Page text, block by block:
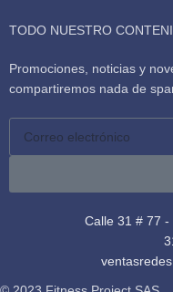
TODO NUESTRO
Promociones, noticias y
compartiremos nada de
Calle 31 # 77 -